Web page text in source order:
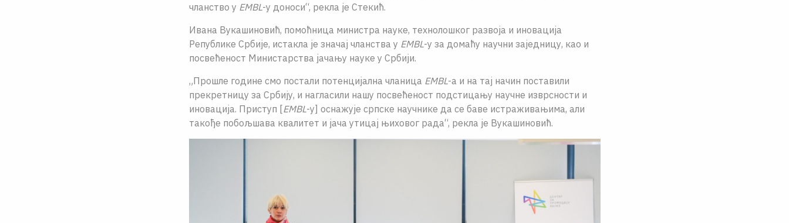
чланство у EMBL-у доноси“, рекла је Стекић.
Ивана Вукашиновић, помоћница министра науке, технолошког развоја и иновација
Републике Србије, истакла је значај чланства у EMBL-у за домаћу научни заједницу, као и
посвећеност Министарства јачању науке у Србији.
„Прошле године смо постали потенцијална чланица EMBL-а и на тај начин поставили
прекретницу за Србију, и нагласили нашу посвећеност подстицању научне изврсности и
иновација. Приступ [EMBL-у] оснажује српске научнике да се баве истраживањима, али
такође побољшава квалитет и јача утицај њиховог рада“, рекла је Вукашиновић.